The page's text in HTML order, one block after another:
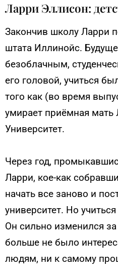
Ларри Эллисон:
Закончив школу Ларри
штата Иллинойс.
безоблачным,
его головой, учиться
того как (во время
умирает приёмная мать
Университет.
Через год,
Ларри, кое-как
начать все заново и
университет. Но
Он сильно изменился за
больше не было
людям, ни к самому